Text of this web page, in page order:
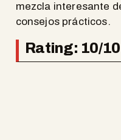
mezcla interesante
consejos prácticos.
Rating: 10/10